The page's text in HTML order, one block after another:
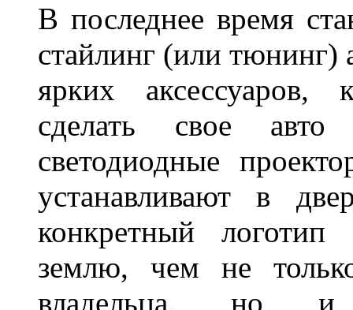
В последнее время
стайлинг (или тюнинг)
ярких аксессуаров,
сделать свое
светодиодные
устанавливают в
конкретный логотип
землю, чем не
владельца, но и